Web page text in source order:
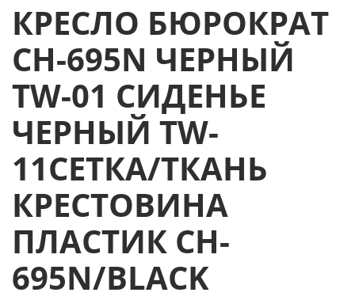
КРЕСЛО БЮРОКРАТ
CH-695N ЧЕРНЫЙ
TW-01 СИДЕНЬЕ
ЧЕРНЫЙ TW-
11СЕТКА/ТКАНЬ
КРЕСТОВИНА
ПЛАСТИК CH-
695N/BLACK